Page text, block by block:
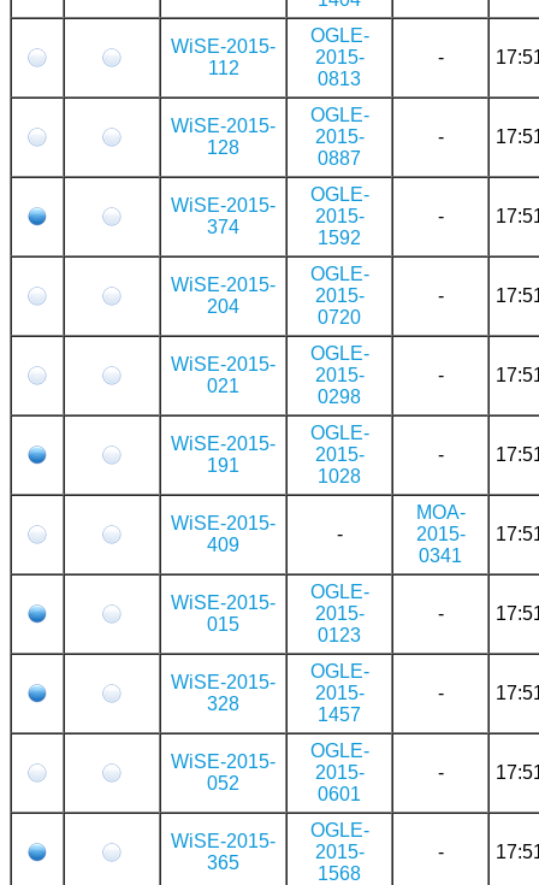
WiSE-2015-
112
OGLE-
2015-
0813
-
WiSE-2015-
128
OGLE-
2015-
0887
-
WiSE-2015-
374
OGLE-
2015-
1592
-
WiSE-2015-
204
OGLE-
2015-
0720
-
WiSE-2015-
021
OGLE-
2015-
0298
-
WiSE-2015-
191
OGLE-
2015-
1028
-
WiSE-2015-
409
-
MOA-
2015-
0341
WiSE-2015-
015
OGLE-
2015-
0123
-
WiSE-2015-
328
OGLE-
2015-
1457
-
WiSE-2015-
052
OGLE-
2015-
0601
-
WiSE-2015-
365
OGLE-
2015-
1568
-